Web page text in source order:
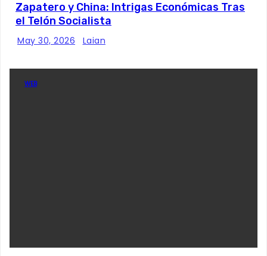
Zapatero y China: Intrigas Económicas Tras
el Telón Socialista
May 30, 2026 Laian
WEB